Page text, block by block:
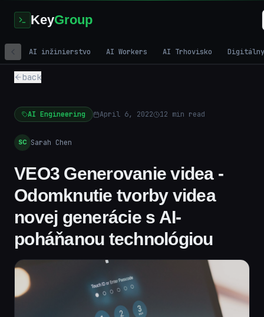
KeyGroup
AI inžinierstvo AI Workers AI Trhovisko
back
AI Engineering April 6, 2022 12 min read
SC Sarah Chen
VEO3 Generovanie videa -
Odomknutie tvorby videa
novej generácie s AI-
poháňanou technológiou